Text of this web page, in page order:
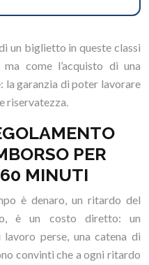
un biglietto in queste classi
come l’acquisto di una
la garanzia di poter lavorare
riservatezza.
PER
MINUTI
è denaro, un ritardo del
è un costo diretto: un
perse, una catena di
convinti che a ogni ritardo